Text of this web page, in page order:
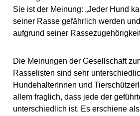
Sie ist der Meinung: „Jeder Hund
seiner Rasse gefährlich werden
aufgrund seiner
Die Meinungen der Gesellschaft
Rasselisten sind sehr
HundehalterInnen und
allem fraglich, dass jede der
unterschiedlich ist. Es erschiene